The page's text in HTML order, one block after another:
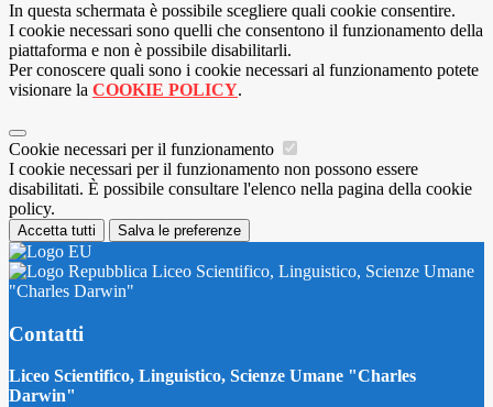
In questa schermata è possibile scegliere quali cookie consentire.
I cookie necessari sono quelli che consentono il funzionamento della
piattaforma e non è possibile disabilitarli.
Per conoscere quali sono i cookie necessari al funzionamento potete
visionare la COOKIE POLICY.
Cookie necessari per il funzionamento
I cookie necessari per il funzionamento non possono essere
disabilitati. È possibile consultare l'elenco nella pagina della cookie
policy.
Accetta tutti Salva le preferenze
Liceo Scientifico, Linguistico, Scienze Umane
"Charles Darwin"
Contatti
Liceo Scientifico, Linguistico, Scienze Umane "Charles
Darwin"